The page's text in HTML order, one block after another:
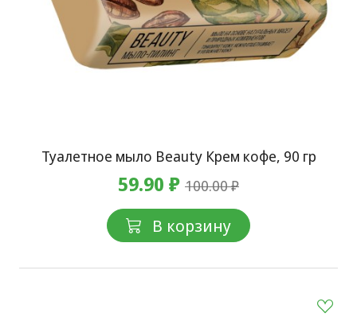
Туалетное мыло Beauty Крем кофе, 90 гр
59.90 ₽ 100.00 ₽
В корзину